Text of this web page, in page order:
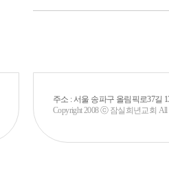
주소 : 서울 송파구 올림픽로37길
Copyright 2008 ⓒ 잠실희년교회 All